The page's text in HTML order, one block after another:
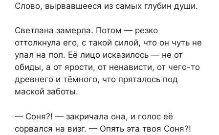
Слово, вырвавшееся из самых глубин души.
Светлана замерла. Потом — резко
оттолкнула его, с такой силой, что он чуть не
упал на пол. Её лицо исказилось — не от
обиды, а от ярости, от ненависти, от чего-то
древнего и тёмного, что пряталось под
маской заботы.
— Соня?! — закричала она, и голос её
сорвался на визг. — Опять эта твоя Соня?!